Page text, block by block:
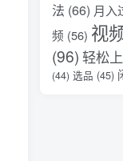
法 (66) 月入
频 (56) 视
(96) 轻松
(44) 选品 (45)